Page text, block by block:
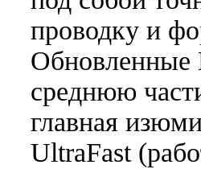
проводку и
Обновленные
среднюю
главная
UltraFast